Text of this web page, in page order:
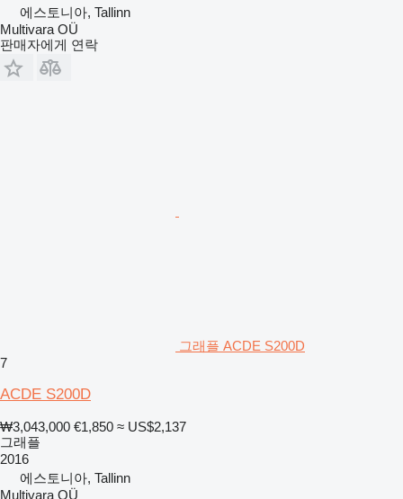
에스토니아, Tallinn
Multivara OÜ
판매자에게 연락
그래플 ACDE S200D
7
ACDE S200D
₩3,043,000 €1,850 ≈ US$2,137
그래플
2016
에스토니아, Tallinn
Multivara OÜ